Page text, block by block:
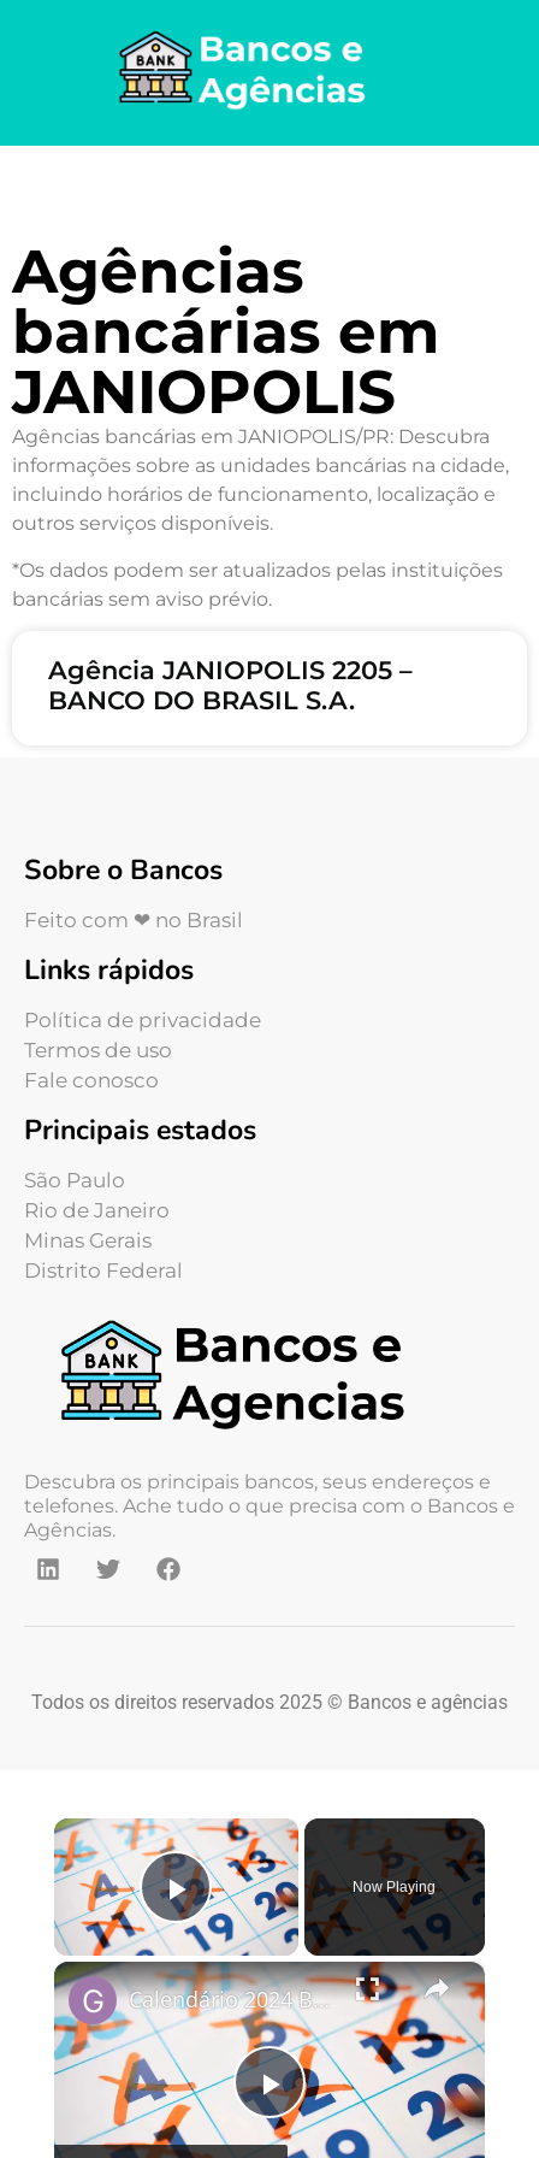
Agências
bancárias em
JANIOPOLIS
Agências bancárias em JANIOPOLIS/PR: Descubra
informações sobre as unidades bancárias na cidade,
incluindo horários de funcionamento, localização e
outros serviços disponíveis.
*Os dados podem ser atualizados pelas instituições
bancárias sem aviso prévio.
Agência JANIOPOLIS 2205 –
BANCO DO BRASIL S.A.
Sobre o Bancos
Feito com ❤ no Brasil
Links rápidos
Política de privacidade
Termos de uso
Fale conosco
Principais estados
São Paulo
Rio de Janeiro
Minas Gerais
Distrito Federal
Descubra os principais bancos, seus endereços e
telefones. Ache tudo o que precisa com o Bancos e
Agências.
Todos os direitos reservados 2025 © Bancos e agências
×
Play Video
Now Playing
×
Play Video
Calendário 2024 Brasil